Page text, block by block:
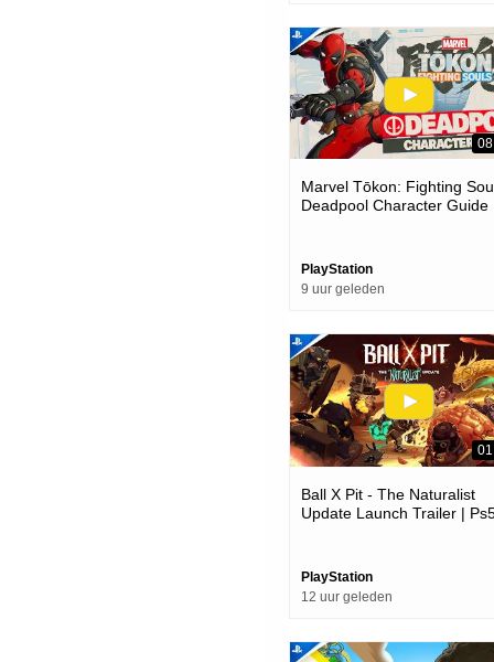
Marvel Tōkon: Fighting
Deadpool Character Guide
PlayStation
9 uur geleden
Ball X Pit - The Naturalist
Update Launch Trailer |
PlayStation
12 uur geleden